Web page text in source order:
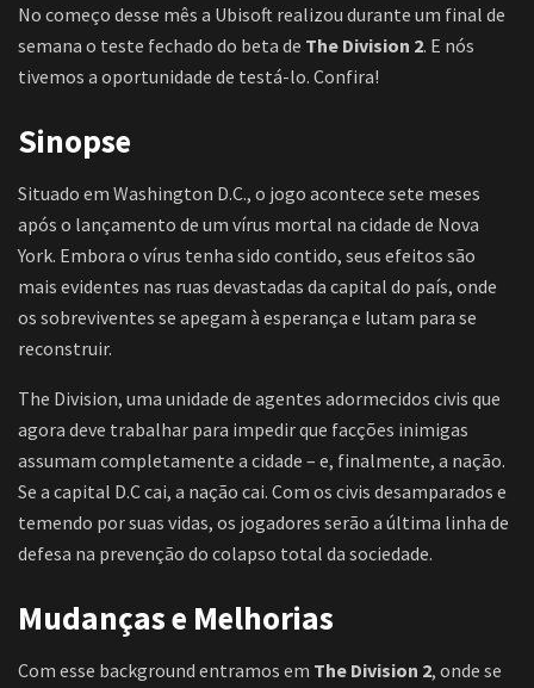
No começo desse mês a Ubisoft realizou durante um final de
semana o teste fechado do beta de The Division 2. E nós
tivemos a oportunidade de testá-lo. Confira!
Sinopse
Situado em Washington D.C., o jogo acontece sete meses
após o lançamento de um vírus mortal na cidade de Nova
York. Embora o vírus tenha sido contido, seus efeitos são
mais evidentes nas ruas devastadas da capital do país, onde
os sobreviventes se apegam à esperança e lutam para se
reconstruir.
The Division, uma unidade de agentes adormecidos civis que
agora deve trabalhar para impedir que facções inimigas
assumam completamente a cidade – e, finalmente, a nação.
Se a capital D.C cai, a nação cai. Com os civis desamparados e
temendo por suas vidas, os jogadores serão a última linha de
defesa na prevenção do colapso total da sociedade.
Mudanças e Melhorias
Com esse background entramos em The Division 2, onde se